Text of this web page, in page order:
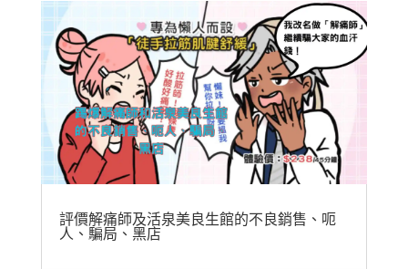
評價解痛師及活泉美良生館的不良銷售、呃
人、騙局、黑店